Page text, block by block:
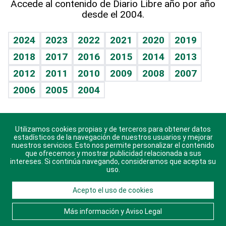
Vida y familia
Eñe
Celebrando la vida
Sin complejos
En pocas palabras
Escuchando al corazón
Economía Personal
TBT Deportivo
Guía del dinero
Horóscopos
Crucigramas
Accede al contenido de Diario Libre año por año
desde el 2004.
2024 2023 2022 2021 2020
2019
2018
2017 2016 2015 2014
2013
2012
2011 2010 2009 2008
2007
2006
2005 2004
Descarga nuestras aplicaciones para Android, iOS y
sistema Huawei.
© 2021 Diario Libre, todos los derechos reservados.
Consulta elAviso Legal. Ponte en Contacto
nosotros y conoce más sobre Diario Libre
Utilizamos cookies propias y de terceros para obtener datos
estadísticos de la navegación de nuestros usuarios y mejorar
nuestros servicios. Esto nos permite personalizar el contenido
que ofrecemos y mostrar publicidad relacionada a sus
intereses. Si continúa navegando, consideramos que acepta su
uso.
Acepto el uso de cookies
Más información y Aviso Legal